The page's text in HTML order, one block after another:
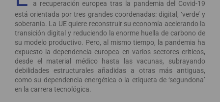
a recuperación europea tras la pandemia del Covid-19
está orientada por tres grandes coordenadas: digital, ‘verde’ y
soberanía. La UE quiere reconstruir su economía acelerando la
transición digital y reduciendo la enorme huella de carbono de
su modelo productivo. Pero, al mismo tiempo, la pandemia ha
expuesto la dependencia europea en varios sectores críticos,
desde el material médico hasta las vacunas, subrayando
debilidades estructurales añadidas a otras más antiguas,
como su dependencia energética o la etiqueta de ‘segundona’
en la carrera tecnológica.